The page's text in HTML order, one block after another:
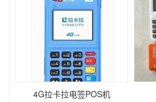
4G拉卡拉电签POS机